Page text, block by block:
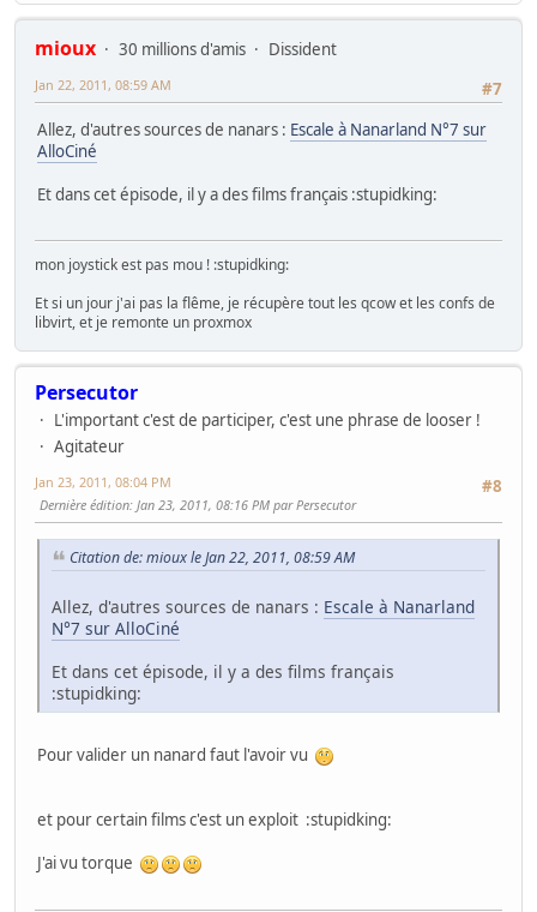
mioux 30 millions d'amis
Dissident
#7
Jan 22, 2011, 08:59 AM
Allez, d'autres sources de nanars : Escale à Nanarland N°7 sur
AlloCiné
Et dans cet épisode, il y a des films français :stupidking:
mon joystick est pas mou ! :stupidking:
Et si un jour j'ai pas la flême, je récupère tout les qcow et les confs de
libvirt, et je remonte un proxmox
Persecutor
L'important c'est de participer, c'est une phrase de looser !
Agitateur
#8
Jan 23, 2011, 08:04 PM
Dernière édition: Jan 23, 2011, 08:16 PM par Persecutor
Citation de: mioux le Jan 22, 2011, 08:59 AM
Allez, d'autres sources de nanars : Escale à Nanarland
N°7 sur AlloCiné
Et dans cet épisode, il y a des films français
:stupidking:
Pour valider un nanard faut l'avoir vu
et pour certain films c'est un exploit :stupidking:
J'ai vu torque